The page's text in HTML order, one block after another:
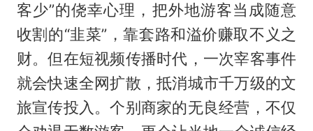
客少”的侥幸心理，把外地游客当成随意
收割的“韭菜”，靠套路和溢价赚取不义之
财。但在短视频传播时代，一次宰客事件
就会快速全网扩散，抵消城市千万级的文
旅宣传投入。个别商家的无良经营，不仅